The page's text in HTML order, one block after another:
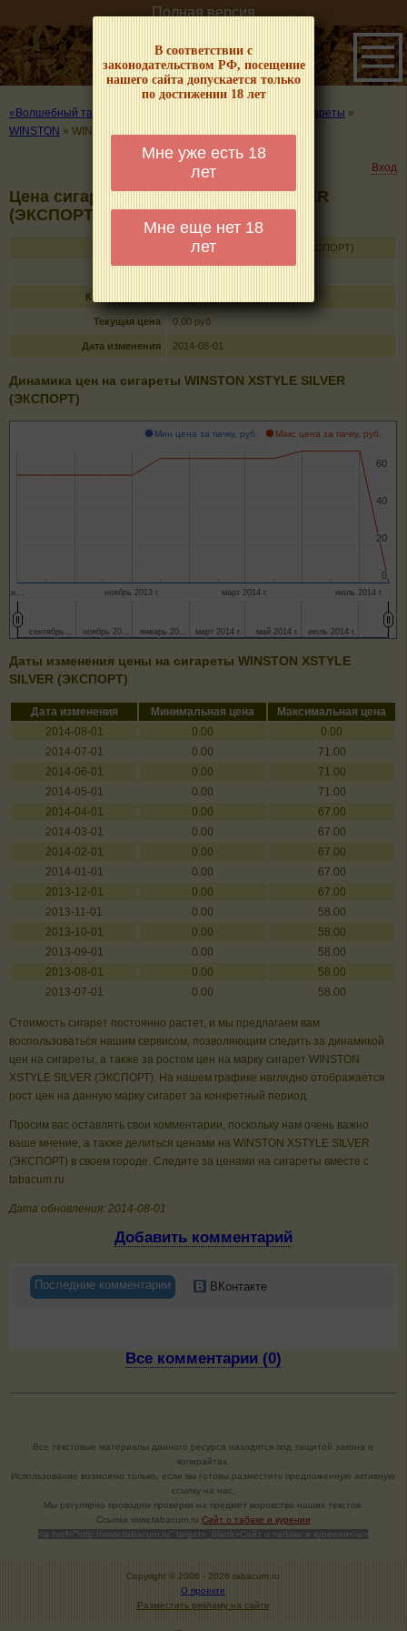
В соответствии с
законодательством РФ, посещение
нашего сайта допускается только
по достижении 18 лет
Мне уже есть 18
лет
Мне еще нет 18
лет
Полная версия
«Волшебный табачок» – о табаке и курении Цены на сигареты »
WINSTON » WINSTON XSTYLE SILVER (ЭКСПОРТ)
Вход
Цена сигарет WINSTON XSTYLE SILVER
(ЭКСПОРТ)
WINSTON XSTYLE SILVER (ЭКСПОРТ)
Кол-во в пачке
Текущая цена 0.00 руб
Дата изменения 2014-08-01
Динамика цен на сигареты WINSTON XSTYLE SILVER
(ЭКСПОРТ)
Мин цена за пачку, руб. Макс цена за пачку, руб.
и… ноябрь 2013 г. март 2014 г. июль 2014 г.
0
0
20
20
40
40
60
60
сентябрь…
сентябрь… ноябрь 20…
ноябрь 20… январь 20…
январь 20… март 2014 г.
март 2014 г. май 2014 г.
май 2014 г. июль 2014 г.
июль 2014 г.
Даты изменения цены на сигареты WINSTON XSTYLE
SILVER (ЭКСПОРТ)
Дата изменения Минимальная цена
Максимальная цена
2014-08-01
0.00
0.00
2014-07-01
0.00
71.00
2014-06-01
0.00
71.00
2014-05-01
0.00
71.00
2014-04-01
0.00
67.00
2014-03-01
0.00
67.00
2014-02-01
0.00
67.00
2014-01-01
0.00
67.00
2013-12-01
0.00
67.00
2013-11-01
0.00
58.00
2013-10-01
0.00
58.00
2013-09-01
0.00
58.00
2013-08-01
0.00
58.00
2013-07-01
0.00 58.00
Стоимость сигарет постоянно растет, и мы предлагаем вам
воспользоваться нашим сервисом, позволяющим следить за динамикой
цен на сигареты, а также за ростом цен на марку сигарет WINSTON
XSTYLE SILVER (ЭКСПОРТ). На нашем графике наглядно отображается
рост цен на данную марку сигарет за конкретный период.
Просим вас оставлять свои комментарии, поскольку нам очень важно
ваше мнение, а также делиться ценами на WINSTON XSTYLE SILVER
(ЭКСПОРТ) в своем городе. Следите за ценами на сигареты вместе с
tabacum.ru
Дата обновления: 2014-08-01
Добавить комментарий
Последние комментарии ВКонтакте
Все комментарии (0)
Все текстовые материалы данного ресурса находятся под защитой закона о
копирайтах.
Использование возможно только, если вы готовы разместить предложенную активную
ссылку на нас.
Мы регулярно проводим проверки на предмет воровства наших текстов.
Cсылка www.tabacum.ru Сайт о табаке и курении
<a href="http://www.tabacum.ru" target=_blank>Сайт о табаке и курении</a>
Copyright © 2006 - 2026 tabacum.ru
О проекте
Разместить рекламу на сайте